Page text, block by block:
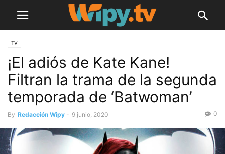
TV
¡El adiós de Kate Kane!
Filtran la trama de la segunda
temporada de ‘Batwoman’
By Redacción Wipy - 9 junio, 2020 0